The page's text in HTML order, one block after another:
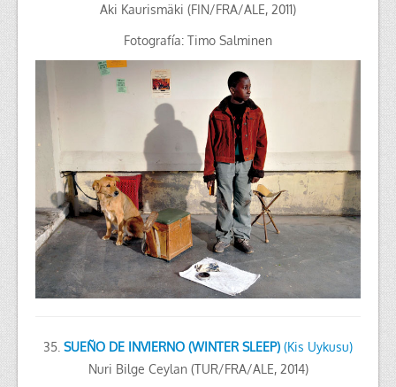
Aki Kaurismäki (FIN/FRA/ALE, 2011)
Fotografía: Timo Salminen
35. SUEÑO DE INVIERNO (WINTER SLEEP) (Kis Uykusu)
Nuri Bilge Ceylan (TUR/FRA/ALE, 2014)